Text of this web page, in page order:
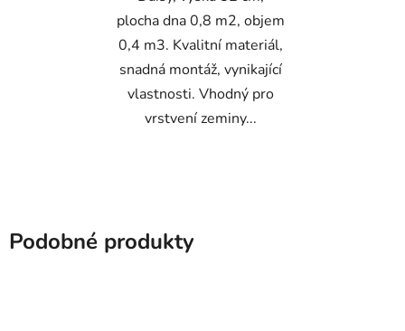
plocha dna 0,8 m2, objem
0,4 m3. Kvalitní materiál,
snadná montáž, vynikající
vlastnosti. Vhodný pro
vrstvení zeminy...
Podobné produkty